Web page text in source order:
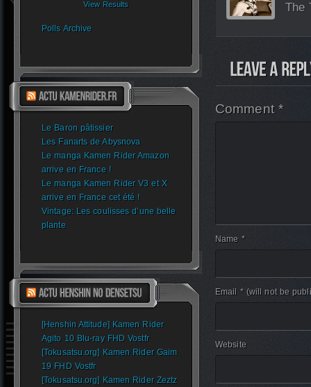
View Results
Polls Archive
Le Baron pâtissier
Les Fanarts de Abysnova
Le manga Kamen Rider Amazon
arrive en France !
Le manga Kamen Rider V3 et X
arrive en France cet été !
Vintage: Les coulisses d’une belle
plante
[Henshin Attitude] Kamen Rider
Agito 10 Blu-ray FHD Vostfr
[Tokusatsu.org] Kamen Rider Gaim
19 FHD Vostfr
[Tokusatsu.org] Kamen Rider Zeztz
The
Comment *
Name *
Email * (will not be
Website